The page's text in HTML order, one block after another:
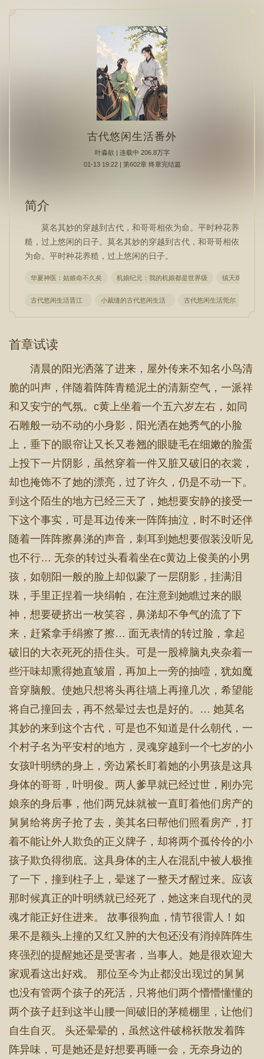
古代悠闲生活番外
叶淼欲 | 连载中 206.8万字
01-13 19:22 | 第602章 终章完结篇
简介
莫名其妙的穿越到古代，和哥哥相依为命。平时种花养
糙，过上悠闲的日子。莫名其妙的穿越到古代，和哥哥相依
为命。平时种花养糙，过上悠闲的日子。
华夏神医：姑娘命不久矣 机娘纪元：我的机娘都是世界级 镇天珠
古代悠闲生活晋江 小裁缝的古代悠闲生活 古代悠闲生活莞尔
首章试读
清晨的阳光洒落了进来，屋外传来不知名小鸟清
脆的叫声，伴随着阵阵青糙泥土的清新空气，一派祥
和又安宁的气氛。c黄上坐着一个五六岁左右，如同
石雕般一动不动的小身影，阳光洒在她秀气的小脸
上，垂下的眼帘让又长又卷翘的眼睫毛在细嫩的脸蛋
上投下一片阴影，虽然穿着一件又脏又破旧的衣裳，
却也掩饰不了她的漂亮，过了许久，仍是不动一下。
到这个陌生的地方已经三天了，她想要安静的接受一
下这个事实，可是耳边传来一阵阵抽泣，时不时还伴
随着一阵阵擦鼻涕的声音，刺耳到她想要假装没听见
也不行… 无奈的转过头看着坐在c黄边上俊美的小男
孩，如朝阳一般的脸上却似蒙了一层阴影，挂满泪
珠，手里正捏着一块绢帕，在注意到她瞧过来的眼
神，想要硬挤出一枚笑容，鼻涕却不争气的流了下
来，赶紧拿手绢擦了擦… 面无表情的转过脸，拿起
破旧的大衣死死的捂住头。可是一股樟脑丸夹杂着一
些汗味却熏得她直皱眉，再加上一旁的抽噎，犹如魔
音穿脑般。使她只想将头再往墙上再撞几次，希望能
将自己撞回去，再不然晕过去也是好的。… 她莫名
其妙的来到这个古代，可是也不知道是什么朝代，一
个村子名为平安村的地方，灵魂穿越到一个七岁的小
女孩叶明绣的身上，旁边紧长盯着她的小男孩是这具
身体的哥哥，叶明俊。两人爹早就已经过世，刚办完
娘亲的身后事，他们两兄妹就被一直盯着他们房产的
舅舅给将房子抢了去，美其名曰帮他们照看房产，打
着不能让外人欺负的正义牌子，却将两个孤伶伶的小
孩子欺负得彻底。这具身体的主人在混乱中被人极推
了一下，撞到柱子上，晕迷了一整天才醒过来。应该
那时候真正的叶明绣就已经死了，她这来自现代的灵
魂才能正好住进来。 故事很狗血，情节很雷人！如
果不是额头上撞的又红又肿的大包还没有消掉阵阵生
疼强烈的提醒她还是受害者，当事人。她是很欢迎大
家观看这出好戏。 那位至今为止都没出现过的舅舅
也没有管两个孩子的死活，只将他们两个懵懵懂懂的
两个孩子赶到这半山腰一间破旧的茅糙棚里，让他们
自生自灭。 头还晕晕的，虽然这件破棉袄散发着阵
阵异味，可是她还是好想要再睡一会，无奈身边的